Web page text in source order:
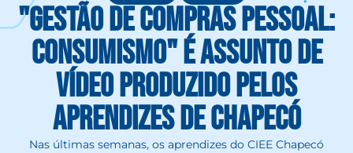
"Gestão de compras pessoal:
Consumismo" é assunto de
vídeo produzido pelos
aprendizes de Chapecó
Nas últimas semanas, os aprendizes do CIEE Chapecó